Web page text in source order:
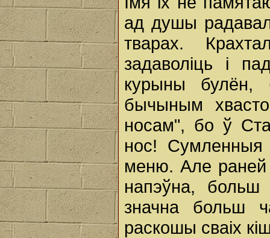
ад душы
тварах.
задаволіць і
курыны булён,
бычыным
носам", бо ў
нос!
меню. Але раней
напэўна,
значна больш
раскошы сваіх